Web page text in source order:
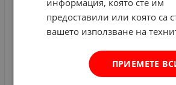
информация, която сте им
предоставили или която са
вашето използване на
ПРИЕМЕТЕ